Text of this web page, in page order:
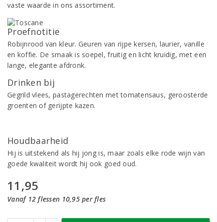
vaste waarde in ons assortiment.
Proefnotitie
Robijnrood van kleur. Geuren van rijpe kersen, laurier, vanille
en koffie. De smaak is soepel, fruitig en licht kruidig, met een
lange, elegante afdronk.
Drinken bij
Gegrild vlees, pastagerechten met tomatensaus, geroosterde
groenten of gerijpte kazen.
Houdbaarheid
Hij is uitstekend als hij jong is, maar zoals elke rode wijn van
goede kwaliteit wordt hij ook goed oud.
11,95
Vanaf 12 flessen 10,95 per fles